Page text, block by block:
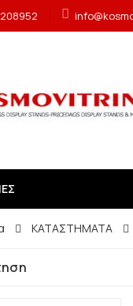
ΚΑΤΑΣΤΗΜΑΤΑ